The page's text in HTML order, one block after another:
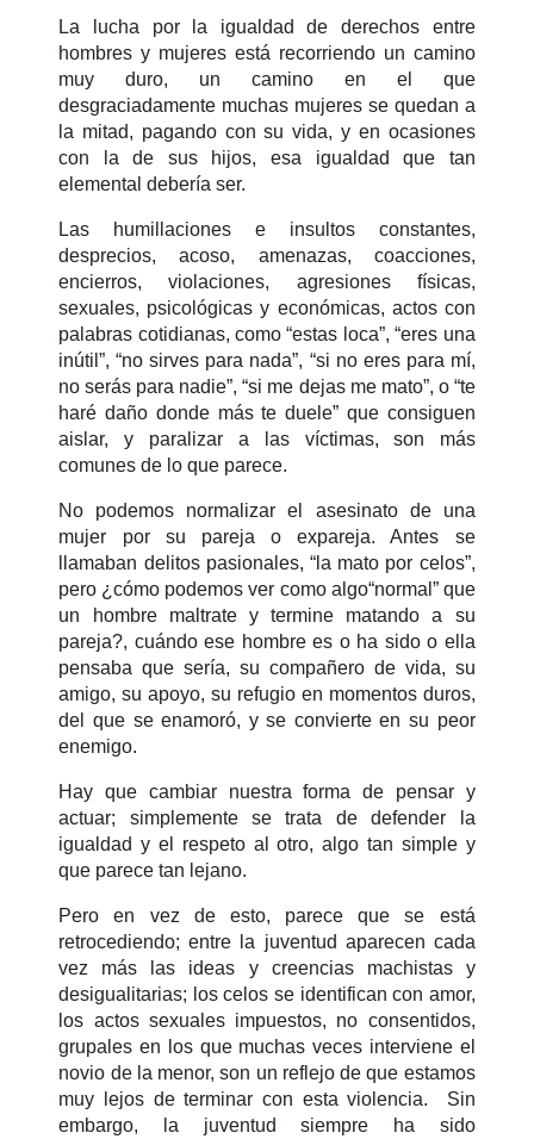
La lucha por la igualdad de derechos entre
hombres y mujeres está recorriendo un camino
muy duro, un camino en el que
desgraciadamente muchas mujeres se quedan a
la mitad, pagando con su vida, y en ocasiones
con la de sus hijos, esa igualdad que tan
elemental debería ser.
Las humillaciones e insultos constantes,
desprecios, acoso, amenazas, coacciones,
encierros, violaciones, agresiones físicas,
sexuales, psicológicas y económicas, actos con
palabras cotidianas, como “estas loca”, “eres una
inútil”, “no sirves para nada”, “si no eres para mí,
no serás para nadie”, “si me dejas me mato”, o “te
haré daño donde más te duele” que consiguen
aislar, y paralizar a las víctimas,
son más
comunes de lo que parece.
No podemos normalizar el asesinato de una
mujer por su pareja o expareja. Antes se
llamaban delitos pasionales, “la mato por celos”,
pero ¿cómo podemos ver como algo“normal” que
un hombre maltrate y termine matando a su
pareja?, cuándo ese hombre es o ha sido o ella
pensaba que sería, su compañero de vida, su
amigo, su apoyo, su refugio en momentos duros,
del que se enamoró, y se convierte en su peor
enemigo.
Hay que cambiar nuestra forma de pensar y
actuar; simplemente se trata de defender la
igualdad y el respeto al otro, algo tan simple y
que parece tan lejano.
Pero en vez de esto, parece que se está
retrocediendo; entre la juventud aparecen cada
vez más las ideas y creencias machistas y
desigualitarias; los celos se identifican con amor,
los actos sexuales impuestos, no consentidos,
grupales en los que muchas veces interviene el
novio de la menor, son un reflejo de que estamos
muy lejos de terminar con esta violencia. Sin
embargo, la juventud siempre ha sido